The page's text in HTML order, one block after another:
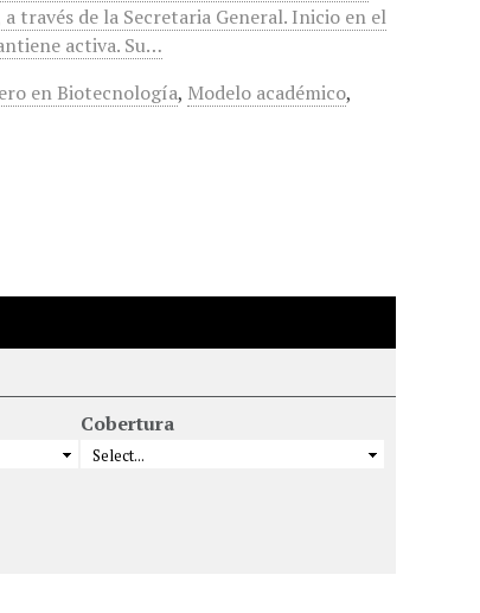
a través de la Secretaria General. Inicio en el
activa. Su…
en Biotecnología, Modelo académico,
Cobertura